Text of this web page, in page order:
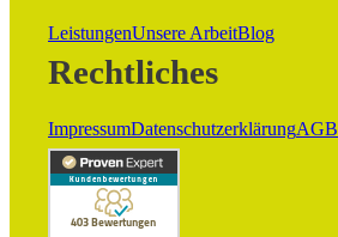
LeistungenUnsere ArbeitBlog
Rechtliches
ImpressumDatenschutzerklärungAGB